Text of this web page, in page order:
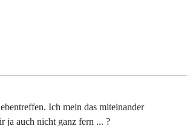
Ich mein das miteinander
ja auch nicht ganz fern ... ?